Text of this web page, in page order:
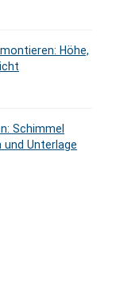
Höhe,
Schimmel
Unterlage